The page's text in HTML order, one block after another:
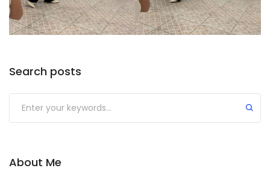
Search posts
Submit
About Me